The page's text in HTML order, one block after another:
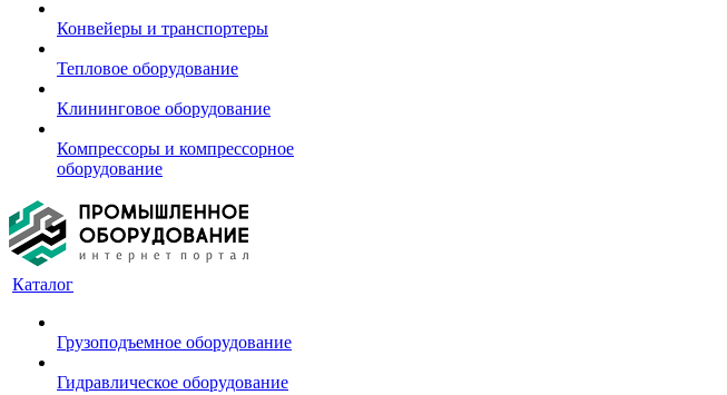
Конвейеры и транспортеры
Тепловое оборудование
Клининговое оборудование
Компрессоры и компрессорное
оборудование
Каталог
Грузоподъемное оборудование
Гидравлическое оборудование